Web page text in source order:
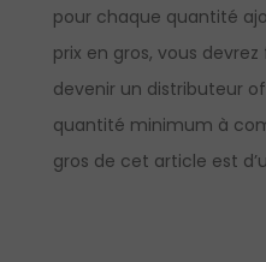
pour chaque quantité
prix en gros, vous
devenir un distributeur
quantité minimum à
gros de cet article est